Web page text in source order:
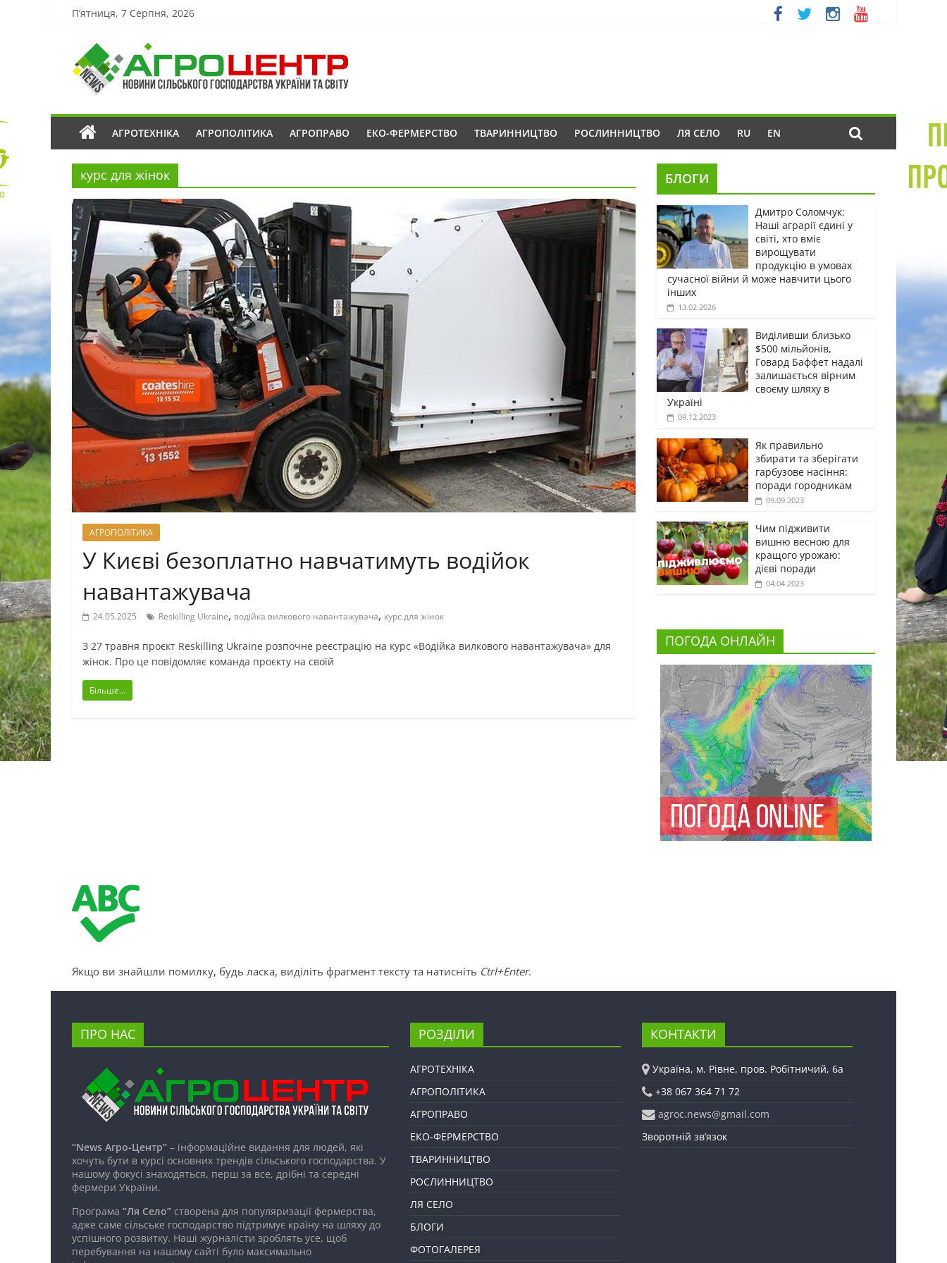
П’ятниця, 7 Серпня, 2026
АГРОТЕХНІКА АГРОПОЛІТИКА АГРОПРАВО ЕКО-ФЕРМЕРСТВО ТВАРИННИЦТВО РОСЛИННИЦТВО ЛЯ СЕЛО RU EN
курс для жінок
АГРОПОЛІТИКА
У Києві безоплатно навчатимуть водійок
навантажувача
24.05.2025 Reskilling Ukraine, водійка вилкового навантажувача, курс для жінок
З 27 травня проєкт Reskilling Ukraine розпочне реєстрацію на курс «Водійка вилкового навантажувача» для
жінок. Про це повідомляє команда проєкту на своїй
Більше...
БЛОГИ
Дмитро Соломчук:
Наші аграрії єдині у
світі, хто вміє
вирощувати
продукцію в умовах
сучасної війни й може навчити цього
інших
13.02.2026
Виділивши близько
$500 мільйонів,
Говард Баффет надалі
залишається вірним
своєму шляху в
Україні
09.12.2023
Як правильно
збирати та зберігати
гарбузове насіння:
поради городникам
09.09.2023
Чим підживити
вишню весною для
кращого урожаю:
дієві поради
04.04.2023
ПОГОДА ОНЛАЙН
Якщо ви знайшли помилку, будь ласка, виділіть фрагмент тексту та натисніть Ctrl+Enter.
ПРО НАС
“News Агро-Центр” – інформаційне видання для людей, які
хочуть бути в курсі основних трендів сільського господарства. У
нашому фокусі знаходяться, перш за все, дрібні та середні
фермери України.
Програма “Ля Село” створена для популяризації фермерства,
адже саме сільське господарство підтримує країну на шляху до
успішного розвитку. Наші журналісти зроблять усе, щоб
перебування на нашому сайті було максимально
РОЗДІЛИ
АГРОТЕХНІКА
АГРОПОЛІТИКА
АГРОПРАВО
ЕКО-ФЕРМЕРСТВО
ТВАРИННИЦТВО
РОСЛИННИЦТВО
ЛЯ СЕЛО
БЛОГИ
ФОТОГАЛЕРЕЯ
КОНТАКТИ
Україна, м. Рівне, пров. Робітничий, 6а
+38 067 364 71 72
agroc.news@gmail.com
Зворотній зв’язок